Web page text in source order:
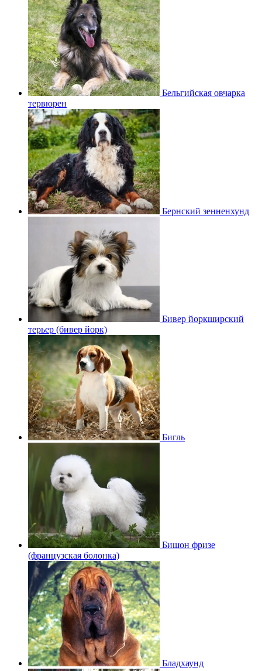
Бельгийская овчарка
тервюрен
Бернский зенненхунд
Бивер йоркширский
терьер (бивер йорк)
Бигль
Бишон фризе
(французская болонка)
Бладхаунд